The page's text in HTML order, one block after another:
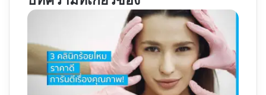
มี
ไหน
กัน
บ้าง
นะ?
มิสซา
ศรัทธา..ปาฏิหาริย์